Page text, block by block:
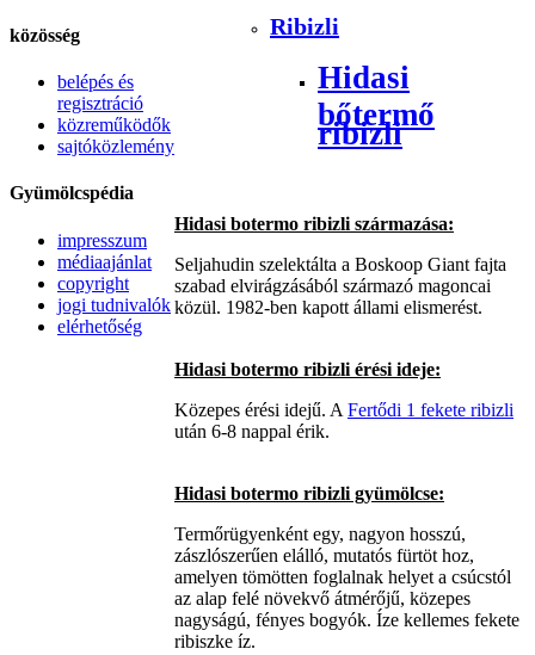
közösség
belépés és
regisztráció
közreműködők
sajtóközlemény
Gyümölcspédia
impresszum
médiaajánlat
copyright
jogi tudnivalók
elérhetőség
Ribizli
Hidasi
bőtermő
ribizli
Hidasi botermo ribizli származása:
Seljahudin szelektálta a Boskoop Giant fajta
szabad elvirágzásából származó magoncai
közül. 1982-ben kapott állami elismerést.
Hidasi botermo ribizli érési ideje:
Közepes érési idejű. A Fertődi 1 fekete ribizli
után 6-8 nappal érik.
Hidasi botermo ribizli gyümölcse:
Termőrügyenként egy, nagyon hosszú,
zászlószerűen elálló, mutatós fürtöt hoz,
amelyen tömötten foglalnak helyet a csúcstól
az alap felé növekvő átmérőjű, közepes
nagyságú, fényes bogyók. Íze kellemes fekete
ribiszke íz.